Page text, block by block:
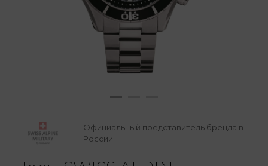
Официальный представитель бренда в
России